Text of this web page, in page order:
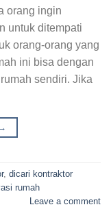
orang ingin
untuk ditempati
orang-orang yang
ini bisa dengan
sendiri. Jika
→
, dicari kontraktor
rumah
Leave a comment